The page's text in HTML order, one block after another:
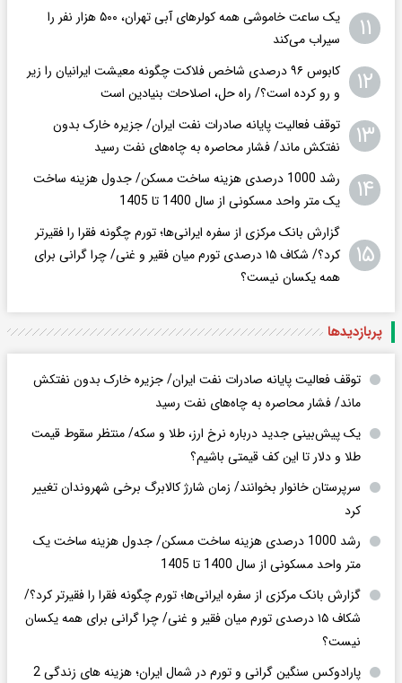
۱۱
یک ساعت خاموشی همه کولرهای آبی تهران، ۵۰۰ هزار نفر را
سیراب می‌کند
۱۲
کابوس ۹۶ درصدی شاخص فلاکت چگونه معیشت ایرانیان را زیر
و رو کرده است؟/ راه حل، اصلاحات بنیادین است
۱۳
توقف فعالیت پایانه صادرات نفت ایران/ جزیره خارک بدون
نفتکش ماند/ فشار محاصره به چاه‌های نفت رسید
۱۴
رشد 1000 درصدی هزینه ساخت مسکن/ جدول هزینه ساخت
یک متر واحد مسکونی از سال 1400 تا 1405
۱۵
گزارش بانک مرکزی از سفره ایرانی‌ها؛ تورم چگونه فقرا را فقیرتر
کرد؟/ شکاف ۱۵ درصدی تورم میان فقیر و غنی/ چرا گرانی برای
همه یکسان نیست؟
پربازدید‌ها
توقف فعالیت پایانه صادرات نفت ایران/ جزیره خارک بدون نفتکش
ماند/ فشار محاصره به چاه‌های نفت رسید
یک پیش‌بینی جدید درباره نرخ ارز، طلا و سکه/ منتظر سقوط قیمت
طلا و دلار تا این کف قیمتی باشیم؟
سرپرستان خانوار بخوانند/ زمان شارژ کالابرگ برخی شهروندان تغییر
کرد
رشد 1000 درصدی هزینه ساخت مسکن/ جدول هزینه ساخت یک
متر واحد مسکونی از سال 1400 تا 1405
گزارش بانک مرکزی از سفره ایرانی‌ها؛ تورم چگونه فقرا را فقیرتر کرد؟/
شکاف ۱۵ درصدی تورم میان فقیر و غنی/ چرا گرانی برای همه یکسان
نیست؟
پارادوکس سنگین گرانی و تورم در شمال ایران؛ هزینه های زندگی 2